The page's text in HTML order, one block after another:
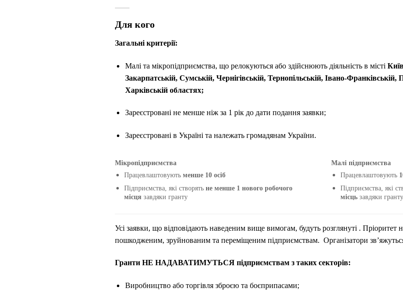
Для кого
Загальні критерії:
Малі та мікропідприємства, що релокуються або здійснюють діяльність в місті
Закарпатській, Сумській, Чернігівській, Тернопільській, Івано-Франківській,
Харківській областях;
Зареєстровані не менше ніж за 1 рік до дати подання заявки;
Зареєстровані в Україні та належать громадянам України.
Мікропідприємства
Працевлаштовують менше 10 осіб
Підприємства, які створять не менше 1 нового робочого
місця завдяки гранту
Малі підприємства
Працевлаштовують
Підприємства, які
місцьзавдяки гранту
Усі заявки, що відповідають наведеним вище вимогам, будуть розглянуті . Пріоритет
пошкодженим, зруйнованим та переміщеним підприємствам. Організатори
Гранти НЕ НАДАВАТИМУТЬСЯ підприємствам з таких секторів:
Виробництво або торгівля зброєю та боєприпасами;